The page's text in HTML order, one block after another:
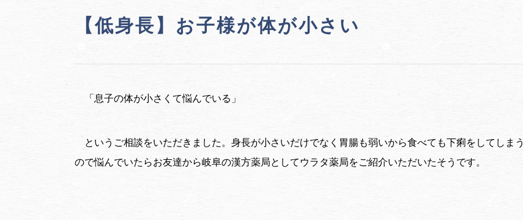
【低身長】お子様が体が小さい
「息子の体が小さくて悩んでいる」
というご相談をいただきました。身長が小さいだけでなく胃腸も弱いから食べても下痢をしてしまう
ので悩んでいたらお友達から岐阜の漢方薬局としてウラタ薬局をご紹介いただいたそうです。